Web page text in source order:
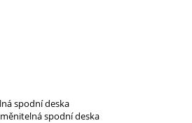
spodní deska
spodní deska